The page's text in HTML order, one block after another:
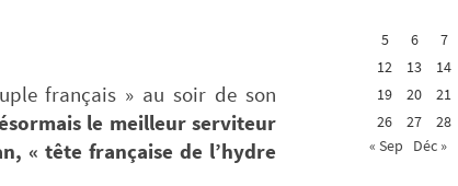
français » au soir de son
le meilleur serviteur
« tête française de l’hydre
5
6 7
12
13 14
19
20 21
26
27 28
« Sep
Déc »